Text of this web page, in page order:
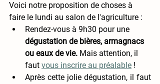
Voici notre proposition de choses à
faire le lundi au salon de l'agriculture :
Rendez-vous à 9h30 pour une
dégustation de bières, armagnacs
ou eaux de vie. Mais attention, il
faut vous inscrire au préalable !
Après cette jolie dégustation, il faut